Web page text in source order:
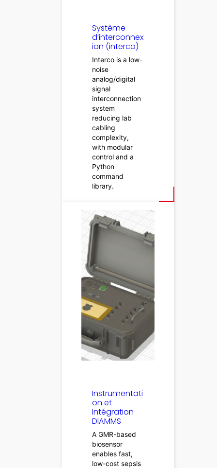
Système
d’interconnex
ion (interco)
Interco is a low-
noise
analog/digital
signal
interconnection
system
reducing lab
cabling
complexity,
with modular
control and a
Python
command
library.
Instrumentati
on et
Intégration
DIAMMS
A GMR-based
biosensor
enables fast,
low-cost sepsis